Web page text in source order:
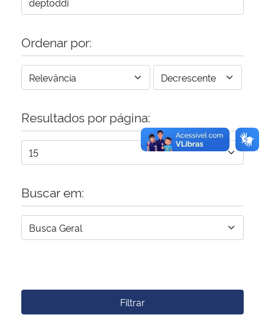
Secretaria de Governo
Gabinete de Segurança Institucional
Advocacia-Geral da União
Banco Central do Brasil
Ordenar por:
Resultados por página:
Buscar em:
Filtrar